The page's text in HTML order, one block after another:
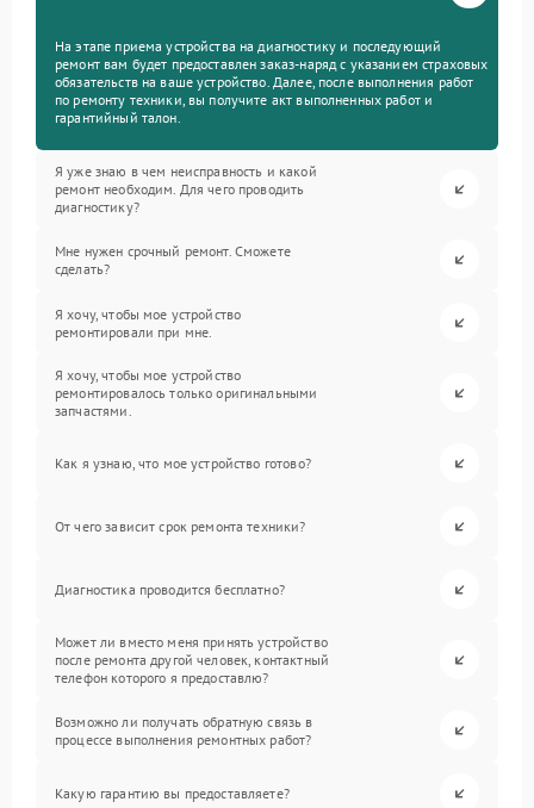
На этапе приема устройства на диагностику и последующий
ремонт вам будет предоставлен заказ-наряд с указанием страховых
обязательств на ваше устройство. Далее, после выполнения работ
по ремонту техники, вы получите акт выполненных работ и
гарантийный талон.
Я уже знаю в чем неисправность и какой
ремонт необходим. Для чего проводить
диагностику?
Мне нужен срочный ремонт. Сможете
сделать?
Я хочу, чтобы мое устройство
ремонтировали при мне.
Я хочу, чтобы мое устройство
ремонтировалось только оригинальными
запчастями.
Как я узнаю, что мое устройство готово?
От чего зависит срок ремонта техники?
Диагностика проводится бесплатно?
Может ли вместо меня принять устройство
после ремонта другой человек, контактный
телефон которого я предоставлю?
Возможно ли получать обратную связь в
процессе выполнения ремонтных работ?
Какую гарантию вы предоставляете?